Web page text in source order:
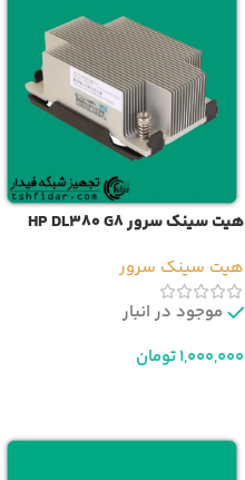
هیت سینک سرور HP DL380 G8
هیت سینک سرور
موجود در انبار
1,000,000تومان